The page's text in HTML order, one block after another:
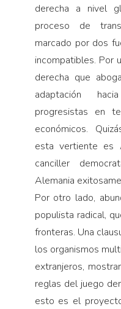
derecha a nivel
proceso de
marcado por dos
incompatibles. Por
derecha que
adaptación
progresistas en
económicos.
esta vertiente es
canciller
Alemania
Por otro lado,
populista radical,
fronteras. Una
los organismos
extranjeros,
reglas del juego
esto es el